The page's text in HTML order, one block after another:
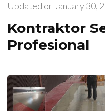
Updated on January 30,
Kontraktor
Profesional